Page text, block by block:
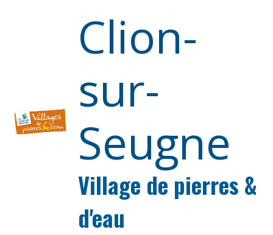
Clion-
sur-
Seugne
Village de pierres &
d'eau